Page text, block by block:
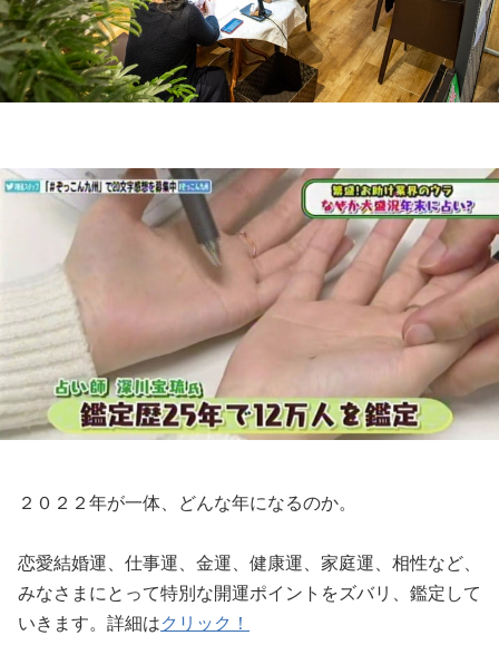
２０２２年が一体、どんな年になるのか。
恋愛結婚運、仕事運、金運、健康運、家庭運、相性など、
みなさまにとって特別な開運ポイントをズバリ、鑑定して
いきます。詳細はクリック！